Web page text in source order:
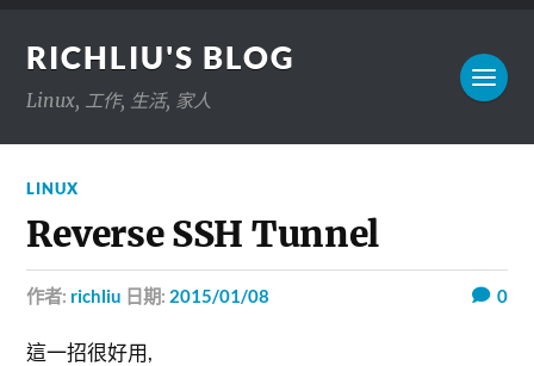
RICHLIU'S BLOG
Linux, 工作, 生活, 家人
LINUX
Reverse SSH Tunnel
作者: richliu 日期: 2015/01/08 0
這一招很好用,